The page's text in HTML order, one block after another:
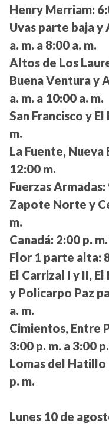
Henry Merriam:
Uvas parte baja y
a. m. a 8:00 a. m.
Altos de Los
Buena Ventura y
a. m. a 10:00 a. m.
San Francisco y
m.
La Fuente, Nueva
12:00 m.
Fuerzas Armadas:
Zapote Norte y
m.
Canadá: 2:00 p.
Flor 1 parte alta:
El Carrizal I y II,
y Policarpo Paz
a. m.
Cimientos, Entre
3:00 p. m. a 3:00
Lomas del Hatillo
p. m.
Lunes 10 de